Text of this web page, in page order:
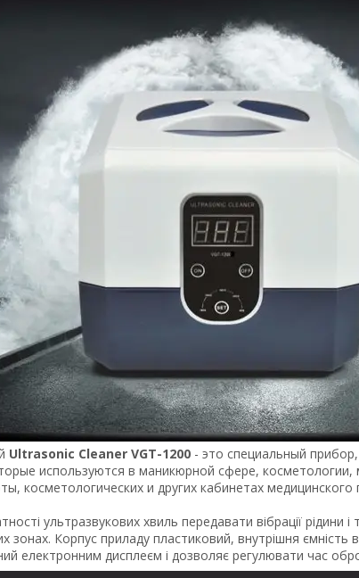
Ultrasonic Cleaner VGT-1200 - это специальный
используются в маникюрной сфере,
косметологических и других кабинетах
ультразвукових хвиль передавати вібрації
зонах. Корпус приладу пластиковий, внутрішня
електронним дисплеєм і дозволяє регулювати час